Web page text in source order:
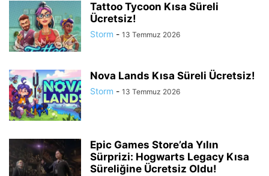
Tattoo Tycoon Kısa Süreli
Ücretsiz!
Storm - 13 Temmuz 2026
Nova Lands Kısa Süreli Ücretsiz!
Storm - 13 Temmuz 2026
Epic Games Store’da Yılın
Sürprizi: Hogwarts Legacy Kısa
Süreliğine Ücretsiz Oldu!